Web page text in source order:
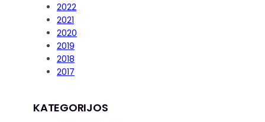
2022
2021
2020
2019
2018
2017
KATEGORIJOS